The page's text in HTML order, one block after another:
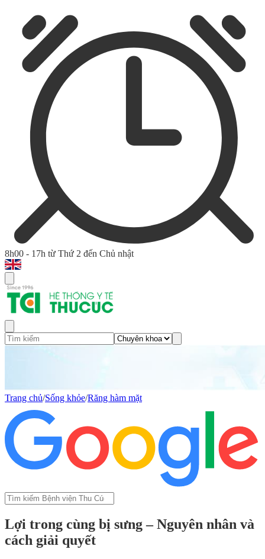
8h00 - 17h từ Thứ 2 đến Chủ nhật
Trang chủ/Sống khỏe/Răng hàm mặt
Lợi trong cùng bị sưng – Nguyên nhân và
cách giải quyết